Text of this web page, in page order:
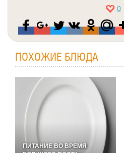
0
ПОХОЖИЕ БЛЮДА
ПИТАНИЕ ВО ВРЕМЯ